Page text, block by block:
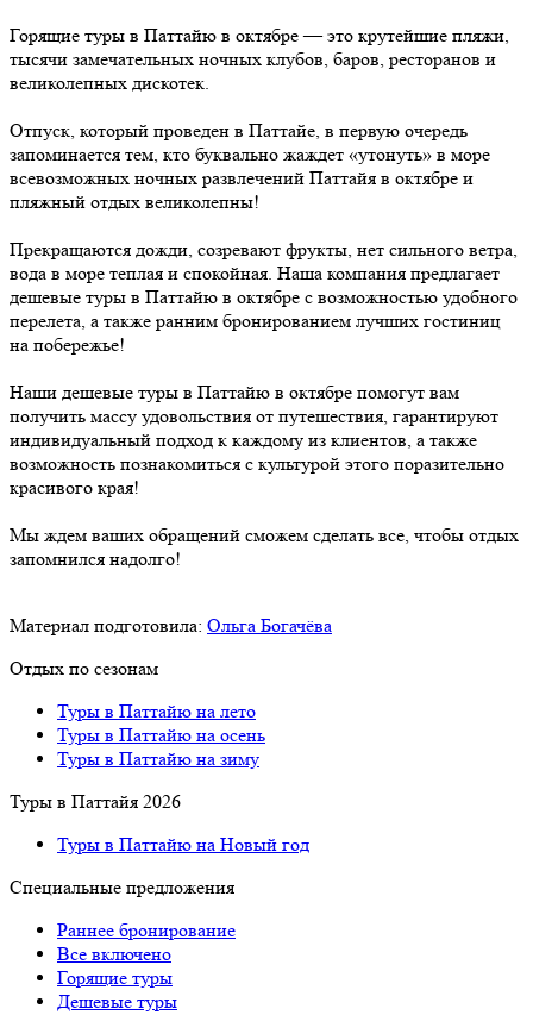
Горящие туры в Паттайю в октябре — это крутейшие пляжи,
тысячи замечательных ночных клубов, баров, ресторанов и
великолепных дискотек.
Отпуск, который проведен в Паттайе, в первую очередь
запоминается тем, кто буквально жаждет «утонуть» в море
всевозможных ночных развлечений Паттайя в октябре и
пляжный отдых великолепны!
Прекращаются дожди, созревают фрукты, нет сильного ветра,
вода в море теплая и спокойная. Наша компания предлагает
дешевые туры в Паттайю в октябре с возможностью удобного
перелета, а также ранним бронированием лучших гостиниц
на побережье!
Наши дешевые туры в Паттайю в октябре помогут вам
получить массу удовольствия от путешествия, гарантируют
индивидуальный подход к каждому из клиентов, а также
возможность познакомиться с культурой этого поразительно
красивого края!
Мы ждем ваших обращений сможем сделать все, чтобы отдых
запомнился надолго!
Материал подготовила: Ольга Богачёва
Отдых по сезонам
Туры в Паттайю на лето
Туры в Паттайю на осень
Туры в Паттайю на зиму
Туры в Паттайя 2026
Туры в Паттайю на Новый год
Специальные предложения
Раннее бронирование
Все включено
Горящие туры
Дешевые туры